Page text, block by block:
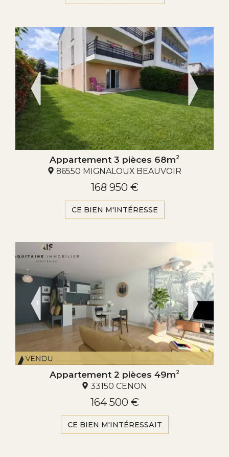
Appartement 3 pièces 68m2
86550 MIGNALOUX BEAUVOIR
168 950 €
CE BIEN M'INTÉRESSE
Appartement 2 pièces 49m2
33150 CENON
164 500 €
CE BIEN M'INTÉRESSAIT